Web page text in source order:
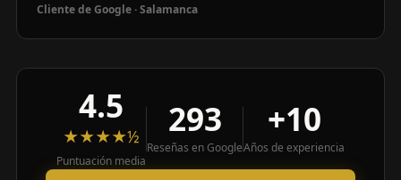
Cliente de Google · Salamanca
4.5
★★★★½
Puntuación media
293
Reseñas en Google
+10
Años de experiencia